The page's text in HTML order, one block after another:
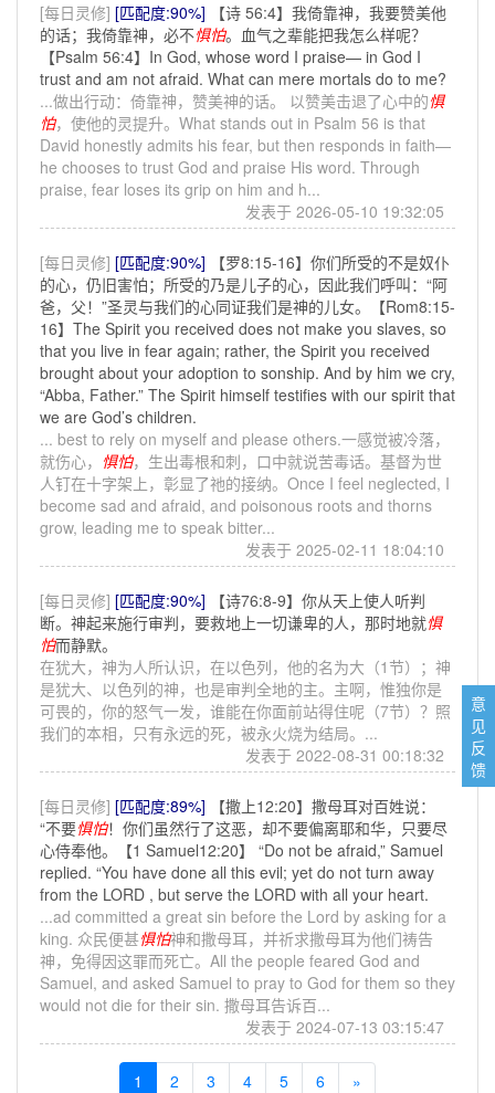
[每日灵修] [匹配度:90%]
【诗 56:4】我倚靠神，我要赞美他
的话；我倚靠神，必不惧怕。血气之辈能把我怎么样呢？
【Psalm 56:4】In God, whose word I praise— in God I
trust and am not afraid. What can mere mortals do to me?
...做出行动：倚靠神，赞美神的话。 以赞美击退了心中的惧
怕，使他的灵提升。What stands out in Psalm 56 is that
David honestly admits his fear, but then responds in faith—
he chooses to trust God and praise His word. Through
praise, fear loses its grip on him and h...
发表于 2026-05-10 19:32:05
[每日灵修] [匹配度:90%]
【罗8:15-16】你们所受的不是奴仆
的心，仍旧害怕；所受的乃是儿子的心，因此我们呼叫：“阿
爸，父！”圣灵与我们的心同证我们是神的儿女。【Rom8:15-
16】The Spirit you received does not make you slaves, so
that you live in fear again; rather, the Spirit you received
brought about your adoption to sonship. And by him we cry,
“Abba, Father.” The Spirit himself testifies with our spirit that
we are God’s children.
... best to rely on myself and please others.一感觉被冷落，
就伤心， 惧怕，生出毒根和刺，口中就说苦毒话。基督为世
人钉在十字架上，彰显了祂的接纳。Once I feel neglected, I
become sad and afraid, and poisonous roots and thorns
grow, leading me to speak bitter...
发表于 2025-02-11 18:04:10
[每日灵修] [匹配度:90%]
【诗76:8-9】你从天上使人听判
断。神起来施行审判，要救地上一切谦卑的人，那时地就惧
怕而静默。
在犹大，神为人所认识，在以色列，他的名为大（1节）；神
是犹大、以色列的神，也是审判全地的主。主啊，惟独你是
可畏的，你的怒气一发，谁能在你面前站得住呢（7节）？照
我们的本相，只有永远的死，被永火烧为结局。...
发表于 2022-08-31 00:18:32
[每日灵修] [匹配度:89%]
【撒上12:20】撒母耳对百姓说：
“不要惧怕！你们虽然行了这恶，却不要偏离耶和华，只要尽
心侍奉他。【1 Samuel12:20】 “Do not be afraid,” Samuel
replied. “You have done all this evil; yet do not turn away
from the LORD , but serve the LORD with all your heart.
...ad committed a great sin before the Lord by asking for a
king. 众民便甚惧怕神和撒母耳，并祈求撒母耳为他们祷告
神，免得因这罪而死亡。All the people feared God and
Samuel, and asked Samuel to pray to God for them so they
would not die for their sin. 撒母耳告诉百...
发表于 2024-07-13 03:15:47
1 2 3 4 5 6 »
意
见
反
馈